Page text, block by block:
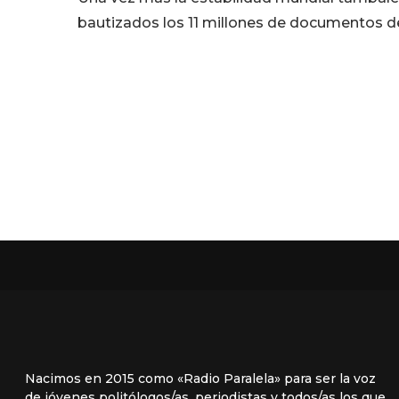
bautizados los 11 millones de documentos
Nacimos en 2015 como «Radio Paralela» para ser la voz